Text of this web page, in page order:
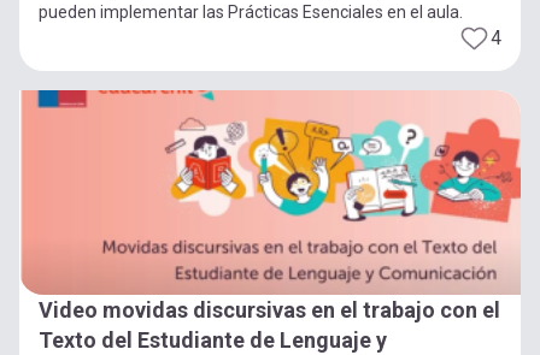
pueden implementar las Prácticas Esenciales en el aula.
4
Video movidas discursivas en el trabajo con el
Texto del Estudiante de Lenguaje y